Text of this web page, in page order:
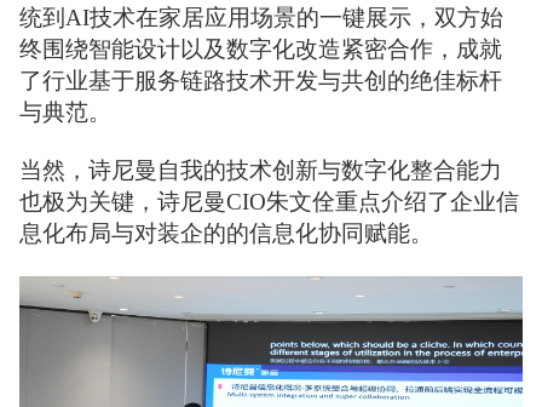
统到AI技术在家居应用场景的一键展示，双方始
终围绕智能设计以及数字化改造紧密合作，成就
了行业基于服务链路技术开发与共创的绝佳标杆
与典范。
当然，诗尼曼自我的技术创新与数字化整合能力
也极为关键，诗尼曼CIO朱文佺重点介绍了企业信
息化布局与对装企的的信息化协同赋能。